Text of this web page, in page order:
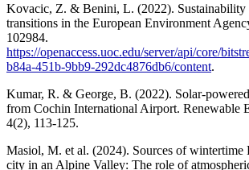
Kovacic, Z. & Benini, L. (2022). Sustainability
transitions in the European Environment
102984.
https://openaccess.uoc.edu/server/api/core/
b84a-451b-9bb9-292dc4876db6/content.
Kumar, R. & George, B. (2022). Solar-
from Cochin International Airport. Renewable
4(2), 113-125.
Masiol, M. et al. (2024). Sources of wintertime
city in an Alpine Valley: The role of